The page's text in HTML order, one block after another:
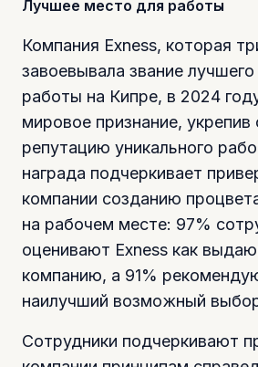
Лучшее место для работы
Компания Exness, которая
завоевывала звание
работы на Кипре, в 2024
мировое признание, укрепив
репутацию уникального
награда подчеркивает
компании созданию
на рабочем месте: 97%
оценивают Exness как
компанию, а 91%
наилучший возможный
Сотрудники подчеркивают